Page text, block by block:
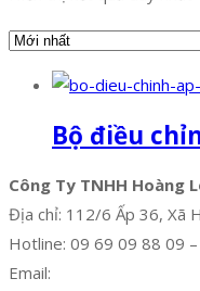
Bộ điều
Công Ty TNHH Hoàng
Địa chỉ: 112/6 Ấp 36, Xã
Hotline: 09 69 09 88 09
Email: